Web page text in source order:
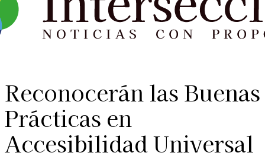
Reconocerán las Buenas
Prácticas en
Accesibilidad Universal